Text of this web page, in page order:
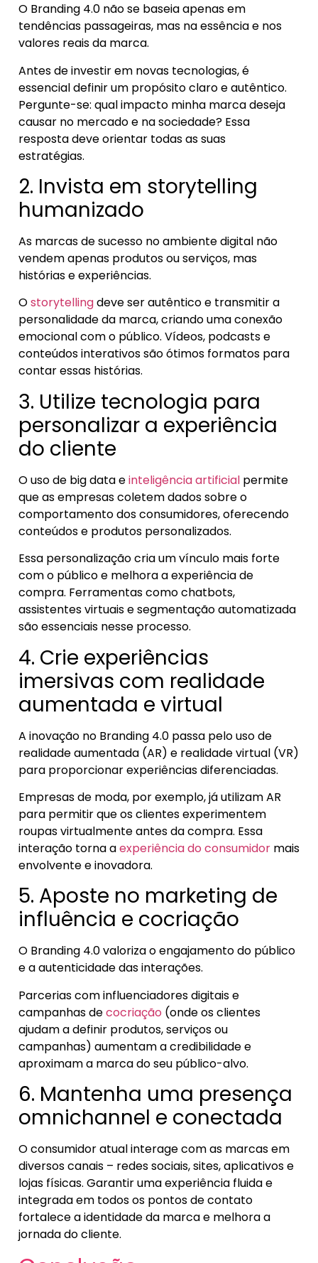
O Branding 4.0 não se baseia apenas em
tendências passageiras, mas na essência e nos
valores reais da marca.
Antes de investir em novas tecnologias, é
essencial definir um propósito claro e autêntico.
Pergunte-se: qual impacto minha marca deseja
causar no mercado e na sociedade? Essa
resposta deve orientar todas as suas
estratégias.
2. Invista em storytelling
humanizado
As marcas de sucesso no ambiente digital não
vendem apenas produtos ou serviços, mas
histórias e experiências.
Ostorytellingdeve ser autêntico e transmitir a
personalidade da marca, criando uma conexão
emocional com o público. Vídeos, podcasts e
conteúdos interativos são ótimos formatos para
contar essas histórias.
3. Utilize tecnologia para
personalizar a experiência
do cliente
O uso de big data einteligência artificial permite
que as empresas coletem dados sobre o
comportamento dos consumidores, oferecendo
conteúdos e produtos personalizados.
Essa personalização cria um vínculo mais forte
com o público e melhora a experiência de
compra. Ferramentas como chatbots,
assistentes virtuais e segmentação automatizada
são essenciais nesse processo.
4. Crie experiências
imersivas com realidade
aumentada e virtual
A inovação no Branding 4.0 passa pelo uso de
realidade aumentada (AR) e realidade virtual (VR)
para proporcionar experiências diferenciadas.
Empresas de moda, por exemplo, já utilizam AR
para permitir que os clientes experimentem
roupas virtualmente antes da compra. Essa
interação torna aexperiência do consumidor mais
envolvente e inovadora.
5. Aposte no marketing de
influência e cocriação
O Branding 4.0 valoriza o engajamento do público
e a autenticidade das interações.
Parcerias com influenciadores digitais e
campanhas decocriação (onde os clientes
ajudam a definir produtos, serviços ou
campanhas) aumentam a credibilidade e
aproximam a marca do seu público-alvo.
6. Mantenha uma presença
omnichannel e conectada
O consumidor atual interage com as marcas em
diversos canais – redes sociais, sites, aplicativos e
lojas físicas. Garantir uma experiência fluida e
integrada em todos os pontos de contato
fortalece a identidade da marca e melhora a
jornada do cliente.